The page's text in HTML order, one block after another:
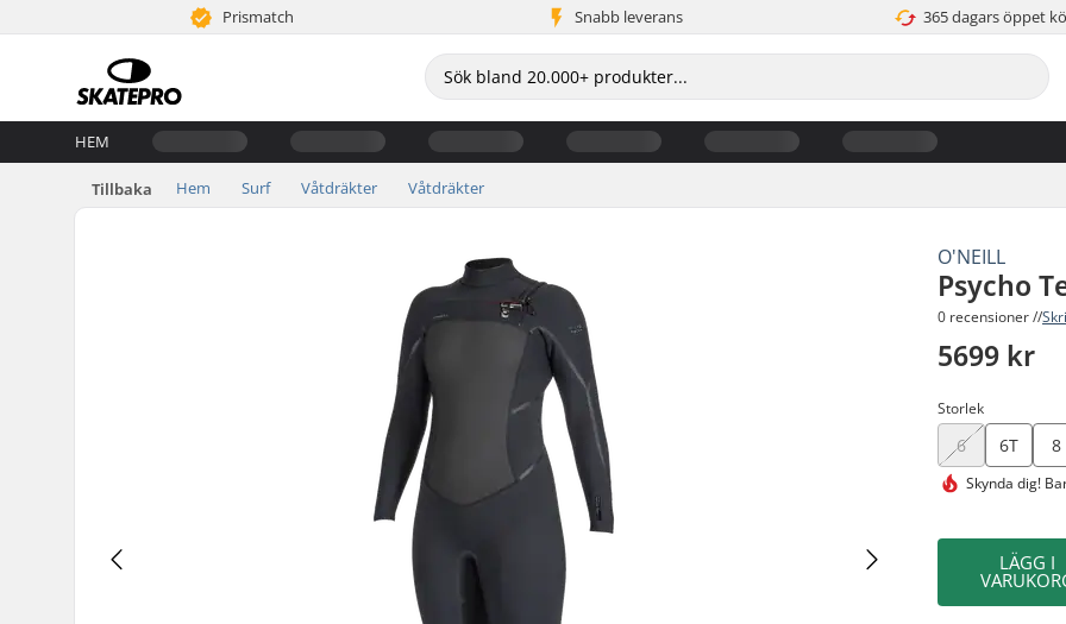
Prismatch Snabb leverans 365 dagars öppet
HEM
Tillbaka Hem Surf Våtdräkter Våtdräkter
O'NEILL
Psycho
0 recensioner //
5699 kr
Storlek
6 6T 8
Skynda dig!
LÄGG I